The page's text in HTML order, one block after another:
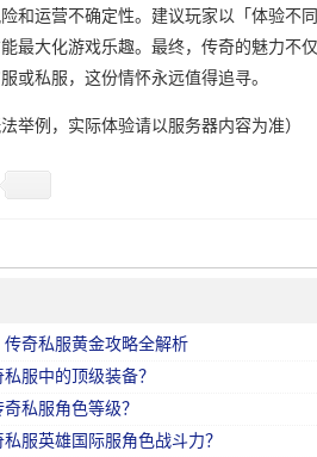
和运营不确定性。建议玩家以「体验不
最大化游戏乐趣。最终，传奇的魅力不
私服，这份情怀永远值得追寻。
举例，实际体验请以服务器内容为准）
奇私服黄金攻略全解析
服中的顶级装备？
私服角色等级？
服英雄国际服角色战斗力？